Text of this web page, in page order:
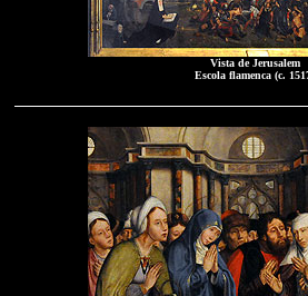
Vista de Jerusalem
Escola flamenca (c.